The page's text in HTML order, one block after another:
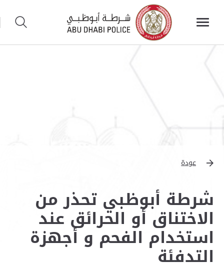
عودة
شرطة أبوظبي تحذر من
الاختناق أو الحرائق عند
استخدام الفحم و أجهزة
التدفئة